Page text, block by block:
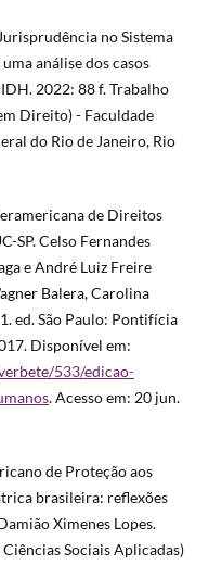
no Sistema
análise dos casos
2022: 88 f. Trabalho
Direito) - Faculdade
do Rio de Janeiro, Rio
de Direitos
SP. Celso Fernandes
e André Luiz Freire
Balera, Carolina
ed. São Paulo: Pontifícia
Disponível em:
533/edicao-
. Acesso em: 20 jun.
de Proteção aos
brasileira: reflexões
Ximenes Lopes.
Sociais Aplicadas)